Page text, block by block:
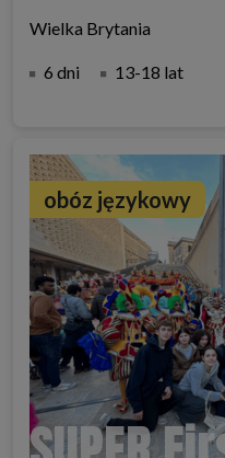
Wielka Brytania
6 dni 13-18 lat
obóz językowy